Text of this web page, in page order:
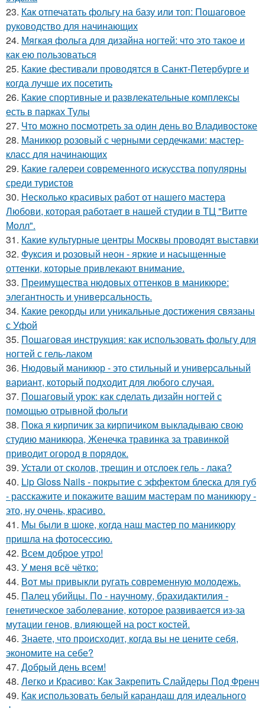
23. Как отпечатать фольгу на базу или топ: Пошаговое
руководство для начинающих
24. Мягкая фольга для дизайна ногтей: что это такое и
как ею пользоваться
25. Какие фестивали проводятся в Санкт-Петербурге и
когда лучше их посетить
26. Какие спортивные и развлекательные комплексы
есть в парках Тулы
27. Что можно посмотреть за один день во Владивостоке
28. Маникюр розовый с черными сердечками: мастер-
класс для начинающих
29. Какие галереи современного искусства популярны
среди туристов
30. Несколько красивых работ от нашего мастера
Любови, которая работает в нашей студии в ТЦ "Витте
Молл".
31. Какие культурные центры Москвы проводят выставки
32. Фуксия и розовый неон - яркие и насыщенные
оттенки, которые привлекают внимание.
33. Преимущества нюдовых оттенков в маникюре:
элегантность и универсальность.
34. Какие рекорды или уникальные достижения связаны
с Уфой
35. Пошаговая инструкция: как использовать фольгу для
ногтей с гель-лаком
36. Нюдовый маникюр - это стильный и универсальный
вариант, который подходит для любого случая.
37. Пошаговый урок: как сделать дизайн ногтей с
помощью отрывной фольги
38. Пока я кирпичик за кирпичиком выкладываю свою
студию маникюра, Женечка травинка за травинкой
приводит огород в порядок.
39. Устали от сколов, трещин и отслоек гель - лака?
40. Lip Gloss Nails - покрытие с эффектом блеска для губ
- расскажите и покажите вашим мастерам по маникюру -
это, ну очень, красиво.
41. Мы были в шоке, когда наш мастер по маникюру
пришла на фотосессию.
42. Всем доброе утро!
43. У меня всё чётко:
44. Вот мы привыкли ругать современную молодежь.
45. Палец убийцы. По - научному, брахидактилия -
генетическое заболевание, которое развивается из-за
мутации генов, влияющей на рост костей.
46. Знаете, что происходит, когда вы не цените себя,
экономите на себе?
47. Добрый день всем!
48. Легко и Красиво: Как Закрепить Слайдеры Под Френч
49. Как использовать белый карандаш для идеального